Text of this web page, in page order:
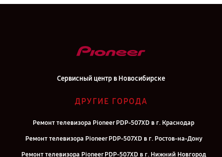
Сервисный центр в Новосибирске
ДРУГИЕ ГОРОДА
Ремонт телевизора Pioneer PDP-507XD в г. Краснодар
Ремонт телевизора Pioneer PDP-507XD в г. Ростов-на-Дону
Ремонт телевизора Pioneer PDP-507XD в г. Нижний Новгород